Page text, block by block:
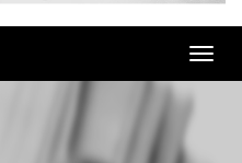
Toggle
navigation